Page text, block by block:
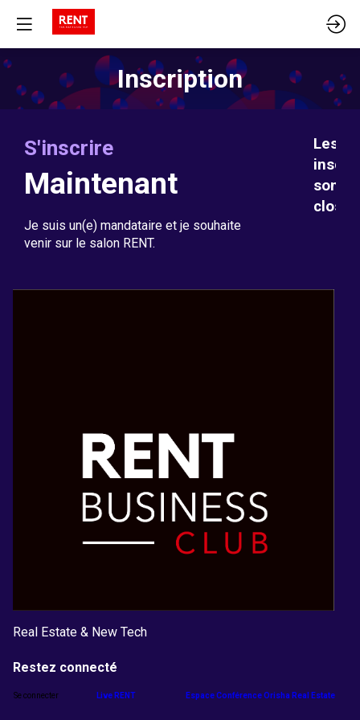
Inscription
S'inscrire
Maintenant
Je suis un(e) mandataire et je souhaite
venir sur le salon RENT.
Les
sont
Real Estate & New Tech
Restez connecté
Se connecter Live RENT Espace Conférence Orisha Real Estate